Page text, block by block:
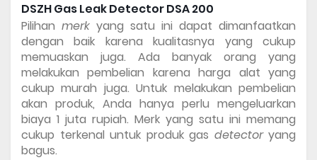
DSZH Gas Leak Detector DSA 200
Pilihan merk yang satu ini dapat dimanfaatkan
dengan baik karena kualitasnya yang cukup
memuaskan juga. Ada banyak orang yang
melakukan pembelian karena harga alat yang
cukup murah juga. Untuk melakukan pembelian
akan produk, Anda hanya perlu mengeluarkan
biaya 1 juta rupiah. Merk yang satu ini memang
cukup terkenal untuk produk gas detector yang
bagus.